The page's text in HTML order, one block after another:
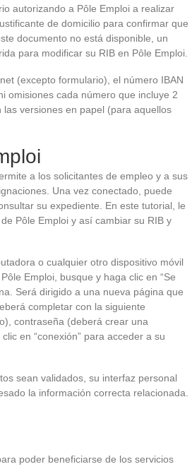
autorizando a Pôle Emploi a realizar
de domicilio para confirmar que
documento no está disponible, un
para modificar su RIB en Pôle Emploi.
(excepto formulario), el número IBAN
omisiones cada número que incluye 2
versiones en papel (para aquellos
a los solicitantes de empleo y a sus
Una vez conectado, puede
su expediente. En este tutorial, le
Pôle Emploi y así cambiar su RIB y
o cualquier otro dispositivo móvil
Emploi, busque y haga clic en “Se
Será dirigido a una nueva página que
completar con la siguiente
contraseña (deberá crear una
en “conexión” para acceder a su
sean validados, su interfaz personal
la información correcta relacionada.
poder beneficiarse de los servicios